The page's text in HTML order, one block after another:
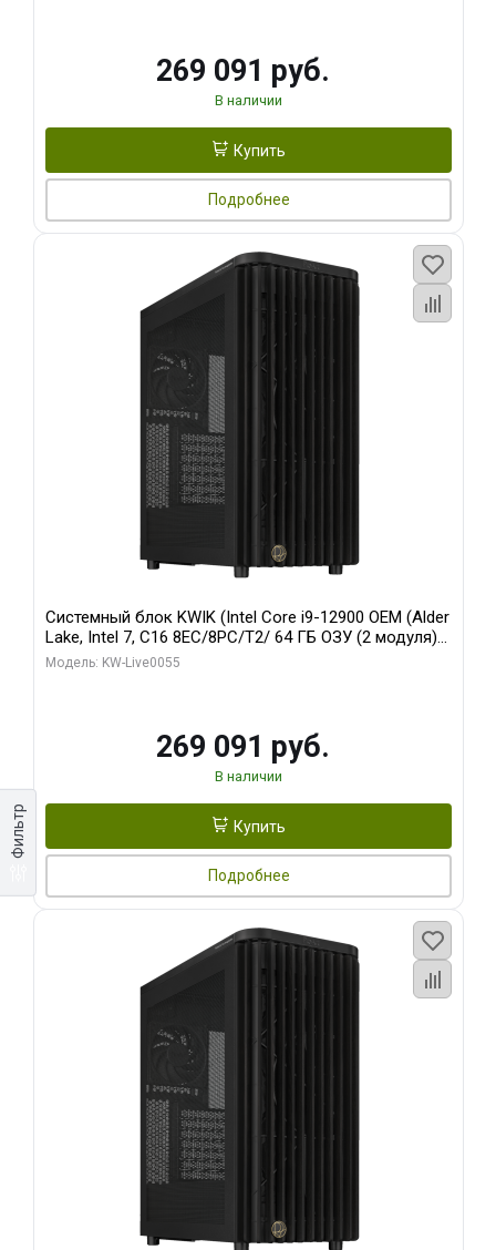
Фильтр
269 091 руб.
В наличии
Купить
Подробнее
Системный блок KWIK (Intel Core i9-12900 OEM (Alder
Lake, Intel 7, C16 8EC/8PC/T2/ 64 ГБ ОЗУ (2 модуля)/
MSI RTX5080 SHADOW 3X OC 16GB GDDR7 256bit 3xDP
Модель: KW-Live0055
269 091 руб.
В наличии
Купить
Подробнее